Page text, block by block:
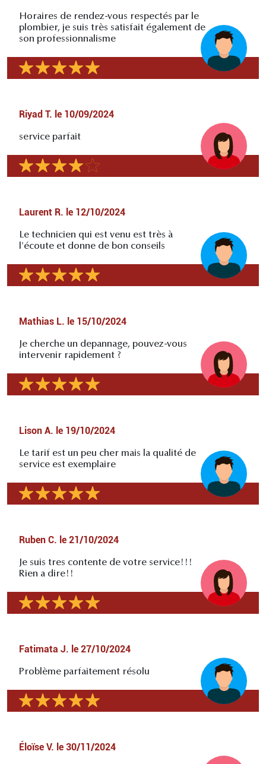
Horaires de rendez-vous respectés par le
plombier, je suis très satisfait également de
son professionnalisme
Riyad T. le 10/09/2024
service parfait
Laurent R. le 12/10/2024
Le technicien qui est venu est très à
l'écoute et donne de bon conseils
Mathias L. le 15/10/2024
Je cherche un depannage, pouvez-vous
intervenir rapidement ?
Lison A. le 19/10/2024
Le tarif est un peu cher mais la qualité de
service est exemplaire
Ruben C. le 21/10/2024
Je suis tres contente de votre service!!!
Rien a dire!!
Fatimata J. le 27/10/2024
Problème parfaitement résolu
Éloïse V. le 30/11/2024